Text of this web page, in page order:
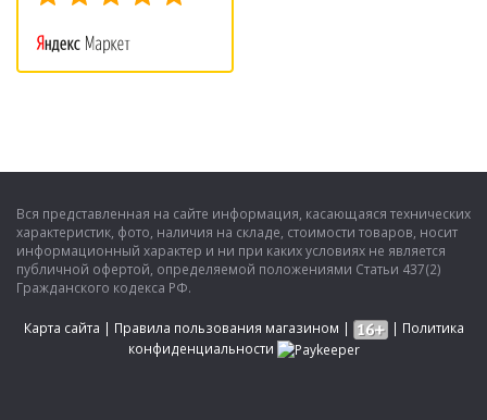
Вся представленная на сайте информация, касающаяся технических
характеристик, фото, наличия на складе, стоимости товаров, носит
информационный характер и ни при каких условиях не является
публичной офертой, определяемой положениями Статьи 437(2)
Гражданского кодекса РФ.
Карта сайта | Правила пользования магазином | | Политика
конфиденциальности